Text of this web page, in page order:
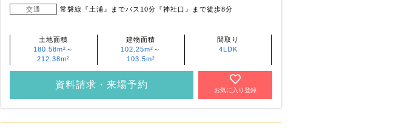
交通
常磐線『土浦』までバス10分『神社口』まで徒歩8分
土地面積
180.58m²～
212.38m²
建物面積
102.25m²～
103.5m²
間取り
4LDK
資料請求・来場予約
お気に入り登録